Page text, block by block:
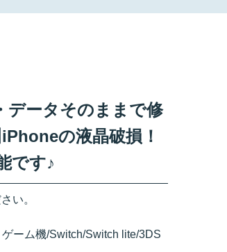
データそのままで修
の液晶破損！
です♪
い。
ーム機/Switch/Switch lite/3DS